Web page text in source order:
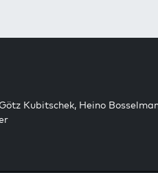
Götz Kubitschek, Heino